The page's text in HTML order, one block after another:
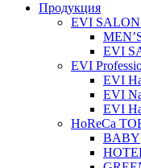
Продукция
EVI
EVI
EVI
EVI
EVI
EVI
HoReCa
BABY